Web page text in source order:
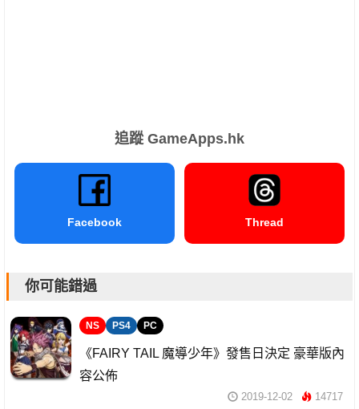
追蹤 GameApps.hk
Facebook Thread
你可能錯過
NS PS4 PC
《FAIRY TAIL 魔導少年》發售日決定 豪華版內
容公佈
2019-12-02 14717